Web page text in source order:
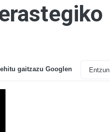
gaitzazu Googlen Entzun